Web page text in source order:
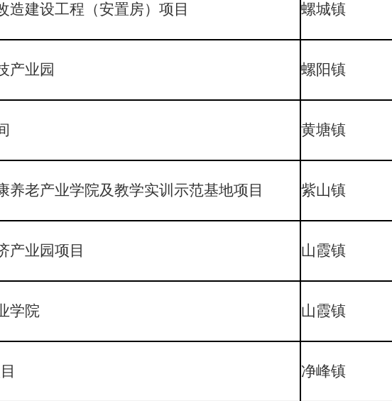
造建设工程（安置房）项目 螺城镇
产业园 螺阳镇
黄塘镇
养老产业学院及教学实训示范基地项目 紫山镇
产业园项目 山霞镇
学院 山霞镇
净峰镇